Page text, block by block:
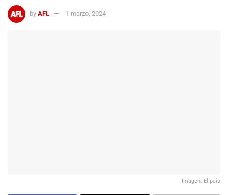
by AFL 1 marzo, 2024
Imagen: El país